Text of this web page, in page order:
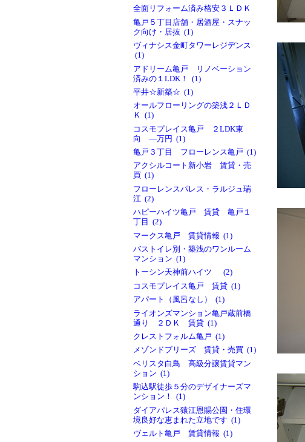
全面リフォーム済み格安３ＬＤＫ
亀戸５丁目店舗・居酒屋・スナッ
ク向け・居抜 (1)
ヴィナシス金町タワーレジデンス
(1)
アドリーム亀戸 リノベーション
済みの１LDK！ (1)
平井☆新築☆ (1)
オールフローリングの築浅２ＬＤ
Ｋ (1)
コスモプレイス亀戸 ２LDK東
向 ―万円 (1)
亀戸３丁目 フローレンス亀戸 (1)
アクシルコート新小岩 賃貸・売
買 (1)
フローレンスパレス・ラルジュ瑞
江 (2)
ハピーハイツ亀戸 賃貸 亀戸１
丁目 (2)
マークス亀戸 賃貸情報 (1)
バストイレ別・築浅のワンルーム
マンション (1)
トーシン天神前ハイツ (2)
コスモプレイス亀戸 賃貸 (1)
アパート（風呂なし） (1)
ライオンズマンション亀戸蔵前橋
通り ２ＤＫ 賃貸 (1)
クレストフォルム亀戸 (1)
メゾンドブリーズ 賃貸・売買 (1)
ベリスタ白鳥 高級分譲賃貸マン
ション (1)
駒込駅徒歩５分のデザイナーズマ
ンション！ (1)
ダイアパレス猿江恩賜公園・住環
境良好な恵まれた立地です (1)
ヴェルト亀戸 賃貸情報 (1)